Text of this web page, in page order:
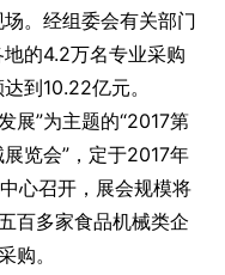
。经组委会有关部门
的4.2万名专业采购
到10.22亿元。
展”为主题的“2017第
览会”，定于2017年
心召开，展会规模将
百多家食品机械类企
购。